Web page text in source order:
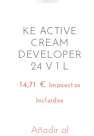
KE ACTIVE
CREAM
DEVELOPER
24 V 1 L
14,71 € Impuestos
Incluidos
Añadir al